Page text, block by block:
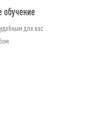
обучение
для вас